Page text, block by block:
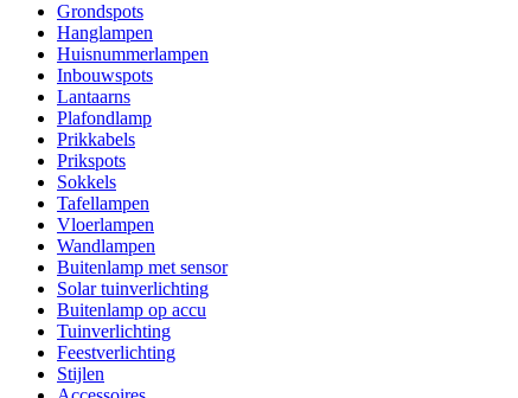
Grondspots
Hanglampen
Huisnummerlampen
Inbouwspots
Lantaarns
Plafondlamp
Prikkabels
Prikspots
Sokkels
Tafellampen
Vloerlampen
Wandlampen
Buitenlamp met sensor
Solar tuinverlichting
Buitenlamp op accu
Tuinverlichting
Feestverlichting
Stijlen